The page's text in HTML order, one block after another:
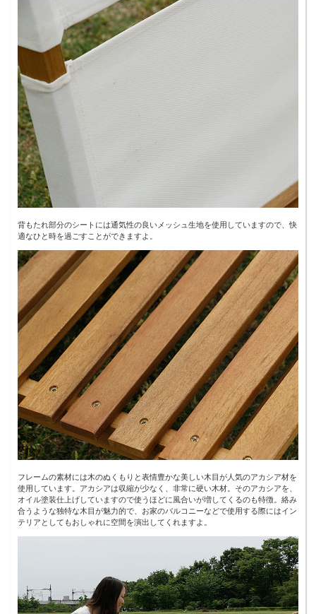
背もたれ部分のシートには通気性の良いメッシュ生地を使用していますので、快
適なひと時を過ごすことができますよ。
フレームの素材には木のぬくもりと表情豊かな美しい木目が人気のアカシア材を
使用しています。アカシアは収縮が少なく、非常に硬い木材。そのアカシアを、
オイル塗装仕上げしていますので使うほどに風合いが増してくるのも特徴。絡み
合うような独特な木目が魅力的で、お家のバルコニーなどで使用する際にはイン
テリアとしてもおしゃれに空間を演出してくれますよ。